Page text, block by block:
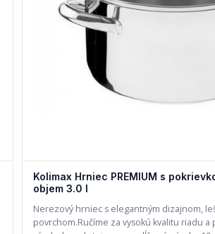
Kolimax Hrniec PREMIUM s
objem 3.0 l
Nerezový hrniec s elegantným dizajnom,
povrchom.Ručíme za vysokú kvalitu riadu